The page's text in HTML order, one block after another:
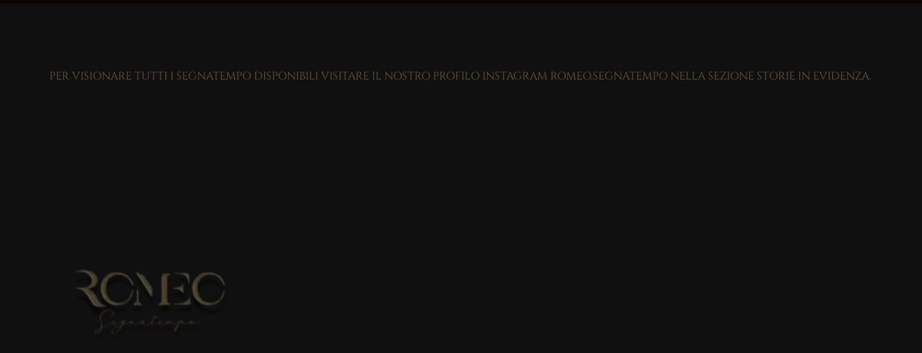
PER VISIONARE TUTTI I SEGNATEMPO DISPONIBILI VISITARE IL NOSTRO PROFILO INSTAGRAM ROMEO.SEGNATEMPO NELLA SEZIONE STORIE IN EVIDENZA.